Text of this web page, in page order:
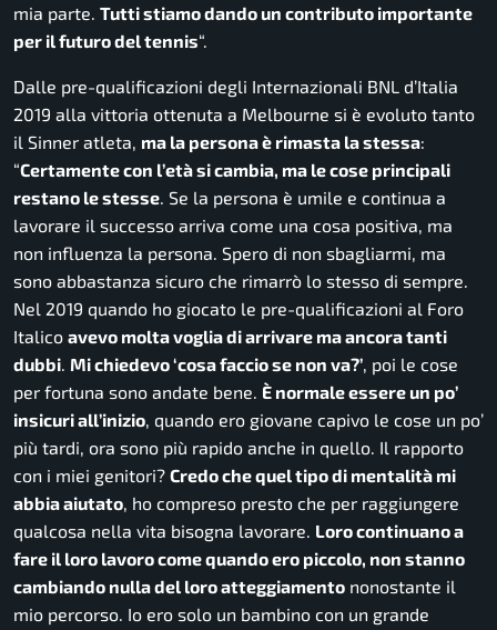
mia parte. Tutti stiamo dando un contributo importante
per il futuro del tennis“.
Dalle pre-qualificazioni degli Internazionali BNL d’Italia
2019 alla vittoria ottenuta a Melbourne si è evoluto tanto
il Sinner atleta, ma la persona è rimasta la stessa:
“Certamente con l’età si cambia, ma le cose principali
restano le stesse. Se la persona è umile e continua a
lavorare il successo arriva come una cosa positiva, ma
non influenza la persona. Spero di non sbagliarmi, ma
sono abbastanza sicuro che rimarrò lo stesso di sempre.
Nel 2019 quando ho giocato le pre-qualificazioni al Foro
Italico avevo molta voglia di arrivare ma ancora tanti
dubbi. Mi chiedevo ‘cosa faccio se non va?’, poi le cose
per fortuna sono andate bene. È normale essere un po’
insicuri all’inizio, quando ero giovane capivo le cose un po’
più tardi, ora sono più rapido anche in quello. Il rapporto
con i miei genitori? Credo che quel tipo di mentalità mi
abbia aiutato, ho compreso presto che per raggiungere
qualcosa nella vita bisogna lavorare. Lorocontinuano a
fare il loro lavoro come quando ero piccolo, non stanno
cambiando nulla del loro atteggiamento nonostante il
mio percorso. Io ero solo un bambino con un grande